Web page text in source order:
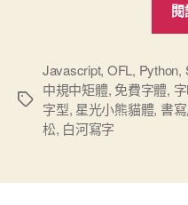
標
Javascript, OFL, Python,
中規中矩體, 免費字體,
字型, 星光小熊貓體, 書
松, 白河寫字